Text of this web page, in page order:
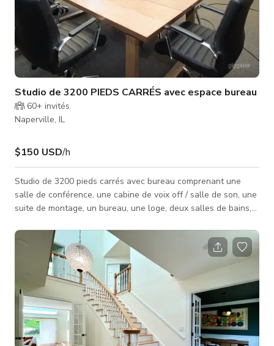
Studio de 3200 PIEDS CARRÉS avec espace bureau
60+ invités
Naperville, IL
$150 USD/h
Studio de 3200 pieds carrés avec bureau comprenant une
salle de conférence, une cabine de voix off / salle de son, une
suite de montage, un bureau, une loge, deux salles de bains,
un studio entrepôt avec un écran vert de 20 pieds de large et
un mur LED de 20 pieds de large.